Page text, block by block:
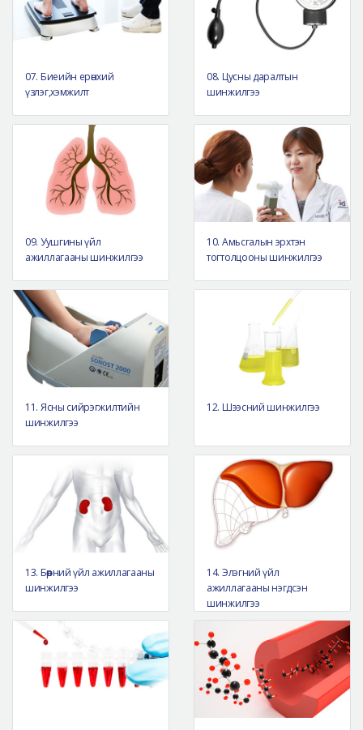
07. Биеийн ерөнхий
үзлэг,хэмжилт
08. Цусны даралтын
шинжилгээ
09. Уушгины үйл
ажиллагааны шинжилгээ
10. Амьсгалын эрхтэн
тогтолцооны шинжилгээ
11. Ясны сийрэгжилтийн
шинжилгээ
12. Шээсний шинжилгээ
13. Бөөрний үйл ажиллагааны
шинжилгээ
14. Элэгний үйл
ажиллагааны нэгдсэн
шинжилгээ